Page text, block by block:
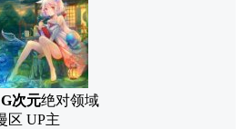
次元绝对领域
区 UP主